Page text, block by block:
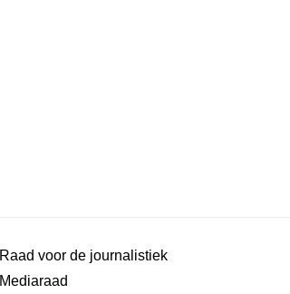
Raad voor de journalistiek
Mediaraad